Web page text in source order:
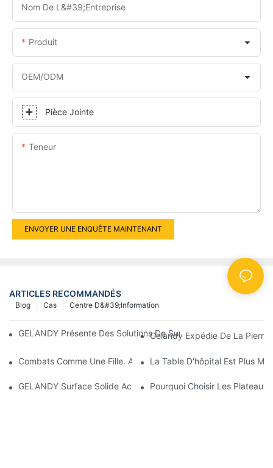
Nom De L&#39;entreprise
Produit
OEM/ODM
Pièce Jointe
Teneur
ENVOYER UNE ENQUÊTE MAINTENANT
ARTICLES RECOMMANDÉS
Centre D&#39;information
Cas
Blog
GELANDY Présente Des Solutions De Surface Innovantes Au
Gelandy Expédie De La Pierre
Combats Comme Une Fille. Affirme-Toi Comme Une Femme. –
La Table D'hôpital Est Plus
GELANDY Surface Solide Acrylique — Performances De
Pourquoi Choisir Les Plateaux